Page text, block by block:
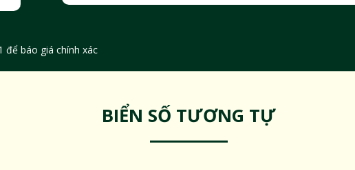
để báo giá chính xác
BIỂN SỐ TƯƠNG TỰ